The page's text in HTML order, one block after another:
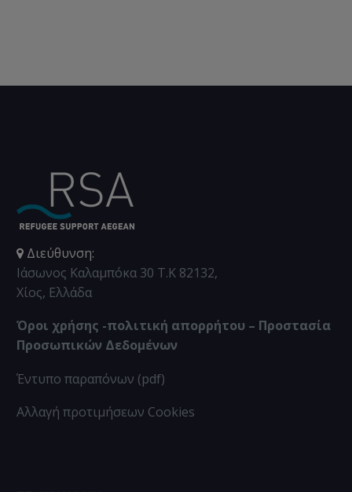
Διεύθυνση:
Ιάσωνος Καλαμπόκα 30 Τ.Κ 82132,
Χίος, Ελλάδα
Όροι χρήσης -πολιτική απορρήτου – Προστασία
Προσωπικών Δεδομένων
Έντυπο παραπόνων (pdf)
Αλλαγή προτιμήσεων Cookies